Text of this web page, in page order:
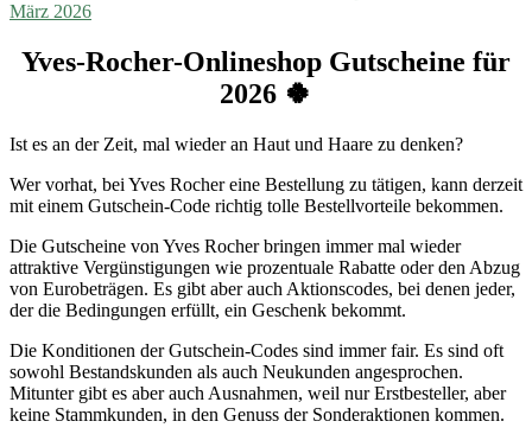
März 2026
Yves-Rocher-Onlineshop Gutscheine für
2026 🍀
Ist es an der Zeit, mal wieder an Haut und Haare zu denken?
Wer vorhat, bei Yves Rocher eine Bestellung zu tätigen, kann derzeit
mit einem Gutschein-Code richtig tolle Bestellvorteile bekommen.
Die Gutscheine von Yves Rocher bringen immer mal wieder
attraktive Vergünstigungen wie prozentuale Rabatte oder den Abzug
von Eurobeträgen. Es gibt aber auch Aktionscodes, bei denen jeder,
der die Bedingungen erfüllt, ein Geschenk bekommt.
Die Konditionen der Gutschein-Codes sind immer fair. Es sind oft
sowohl Bestandskunden als auch Neukunden angesprochen.
Mitunter gibt es aber auch Ausnahmen, weil nur Erstbesteller, aber
keine Stammkunden, in den Genuss der Sonderaktionen kommen.